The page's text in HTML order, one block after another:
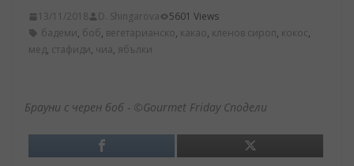
13/11/2018 D. Shingarova
5601 Views
бадеми, боб, вегетарианско, какао, кленов сироп, кокос,
мед, стафиди, чиа, ябълки
Брауни с черен боб - ©Gourmet Friday Сподели